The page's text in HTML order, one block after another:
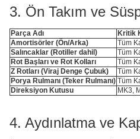
3. Ön Takım ve
Parça Adı Kritik
Amortisörler (Ön/Arka)
Tüm
Salıncaklar (Rotiller dahil)
Tüm
Rot Başları ve Rot Kolları
Tüm
Z Rotları (Viraj Denge Çubuk)
Tüm
Porya Rulmanı (Teker Rulmanı) Tüm
Direksiyon Kutusu
MK3,
4. Aydınlatma ve